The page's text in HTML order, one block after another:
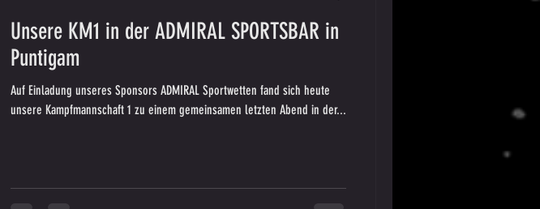
Unsere KM1 in der ADMIRAL SPORTSBAR in
Puntigam
Auf Einladung unseres Sponsors ADMIRAL Sportwetten fand sich heute
unsere Kampfmannschaft 1 zu einem gemeinsamen letzten Abend in der...